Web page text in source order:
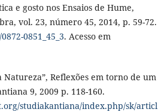
e gosto nos Ensaios de Hume,
vol. 23, número 45, 2014, p. 59-72.
0851_45_3. Acesso em
Natureza”, Reflexões em torno de um
9, 2009 p. 118-160.
studiakantiana/index.php/sk/articl